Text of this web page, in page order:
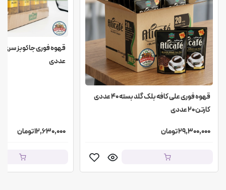
قهوه فوری علی کافه بلک گلد بسته ۴۰ عددی
کارتن ۲۰ عددی
29,300,000 تومان
عددی
12,630,000 تومان